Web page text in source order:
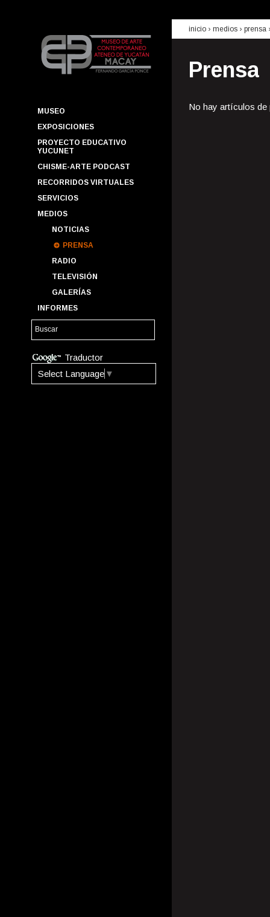
MUSEO
EXPOSICIONES
PROYECTO EDUCATIVO
YUCUNET
CHISME-ARTE PODCAST
RECORRIDOS VIRTUALES
SERVICIOS
MEDIOS
NOTICIAS
PRENSA
RADIO
TELEVISIÓN
GALERÍAS
INFORMES
Traductor
Select Language ▼
inicio › medios › prensa
Prensa
No hay artículos de